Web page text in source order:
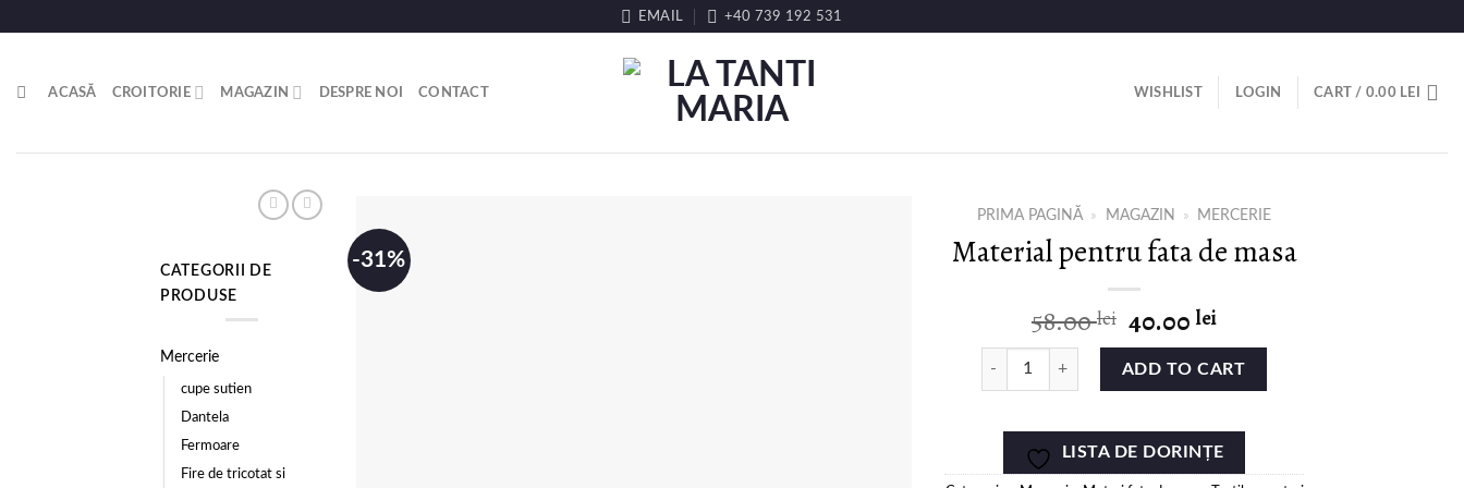
EMAIL +40 739 192 531
ACASĂ CROITORIE MAGAZIN DESPRE NOI CONTACT WISHLIST LOGIN CART / 0.00 LEI
CATEGORII DE
PRODUSE
Mercerie
cupe sutien
Dantela
Fermoare
Fire de tricotat si
-31%
PRIMA PAGINĂ » MAGAZIN » MERCERIE
Material pentru fata de masa
58.00lei 40.00 lei
ADD TO CART
LISTA DE DORINȚE